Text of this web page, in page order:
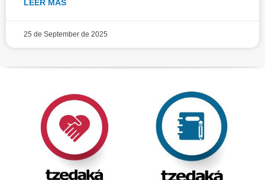
LEER MÁS
25 de September de 2025